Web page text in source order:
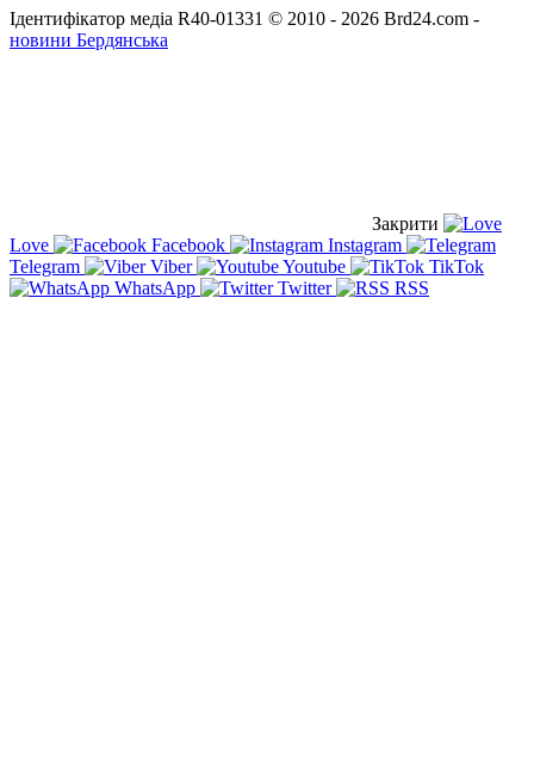
Ідентифікатор медіа R40-01331 © 2010 - 2026 Brd24.com -
новини Бердянська
Закрити
Love
Facebook
Instagram
Telegram
Viber Youtube
TikTok
WhatsApp
Twitter RSS